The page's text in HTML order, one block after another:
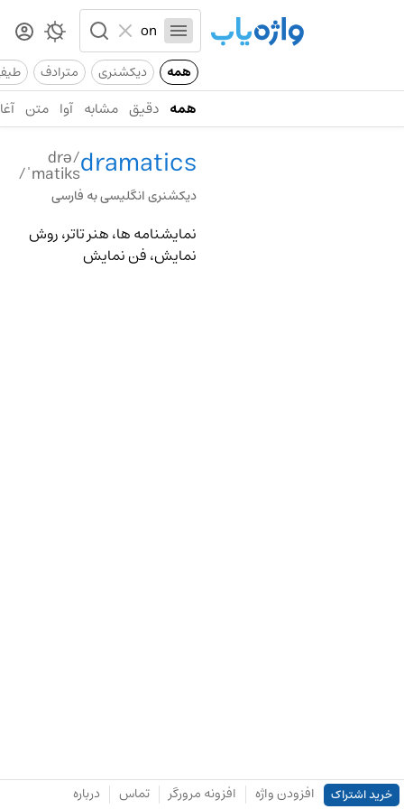
همه دیکشنری مترادف
همه دقیق مشابه آوا متن
dramatics
/drə
ˈmatiks/
دیکشنری انگلیسی به فارسی
نمایشنامه ها، هنر تاتر، روش
نمایش، فن نمایش
خرید اشتراک افزودن واژه افزونه مرورگر تماس درباره